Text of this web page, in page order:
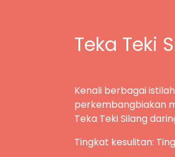
Teka Teki
Kenali berbagai
perkembangbiakan
Teka Teki Silang
Tingkat kesulitan: